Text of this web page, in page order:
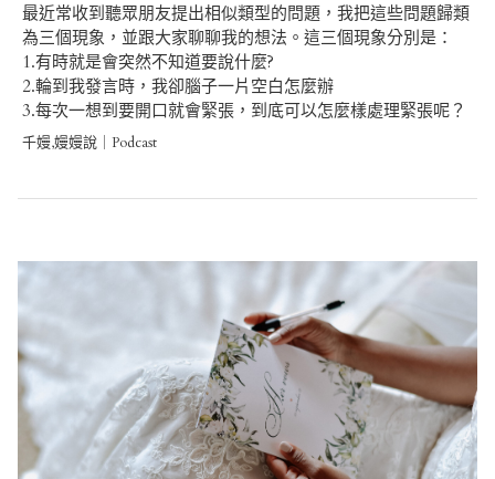
最近常收到聽眾朋友提出相似類型的問題，我把這些問題歸類
為三個現象，並跟大家聊聊我的想法。這三個現象分別是：
1.有時就是會突然不知道要說什麼?
2.輪到我發言時，我卻腦子一片空白怎麼辦
3.每次一想到要開口就會緊張，到底可以怎麼樣處理緊張呢？
千嫚,嫚嫚說｜Podcast
navigation